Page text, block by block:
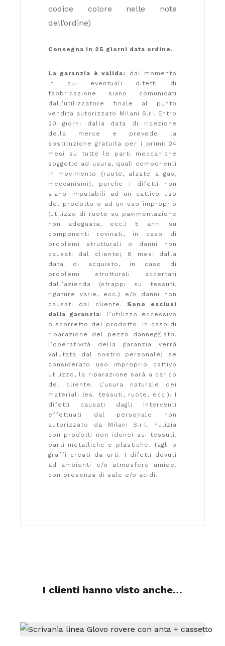
codice colore nelle note
dell’ordine)
Consegna in 25 giorni data ordine.
La garanzia è valida:
dal momento
in cui eventuali difetti di
fabbricazione siano comunicati
dall’utilizzatore finale al punto
vendita autorizzato Milani S.r.l Entro
20 giorni dalla data di ricezione
della merce e prevede la
sostituzione gratuita per i primi: 24
mesi su tutte le parti meccaniche
soggette ad usura, quali componenti
in movimento (ruote, alzate a gas,
meccanismi), purche i difetti non
siano imputabili ad un cattivo uso
del prodotto o ad un uso improprio
(utilizzo di ruote su pavimentazione
non adeguata, ecc.) 5 anni su
componenti rovinati, in caso di
problemi strutturali o danni non
causati dal cliente; 6 mesi dalla
data di acquisto, in caso di
problemi strutturali accertati
dall’azienda (strappi su tessuti,
rigature varie, ecc.) e/o danni non
causati dal cliente. Sono esclusi
dalla garanzia: L’utilizzo eccessivo
o scorretto del prodotto. In caso di
riparazione del pezzo danneggiato,
l’operatività della garanzia verrà
valutata dal nostro personale; se
considerato uso improprio cattivo
utilizzo, la riparazione sarà a carico
del cliente. L’usura naturale dei
materiali (es. tessuti, ruote, ecc.). I
difetti causati dagli interventi
effettuati dal personale non
autorizzato da Milani S.r.l. Pulizia
con prodotti non idonei sui tessuti,
parti metalliche e plastiche. Tagli o
graffi creati da urti. I difetti dovuti
ad ambienti e/o atmosfere umide,
con presenza di sale e/o acidi.
I clienti hanno visto anche…